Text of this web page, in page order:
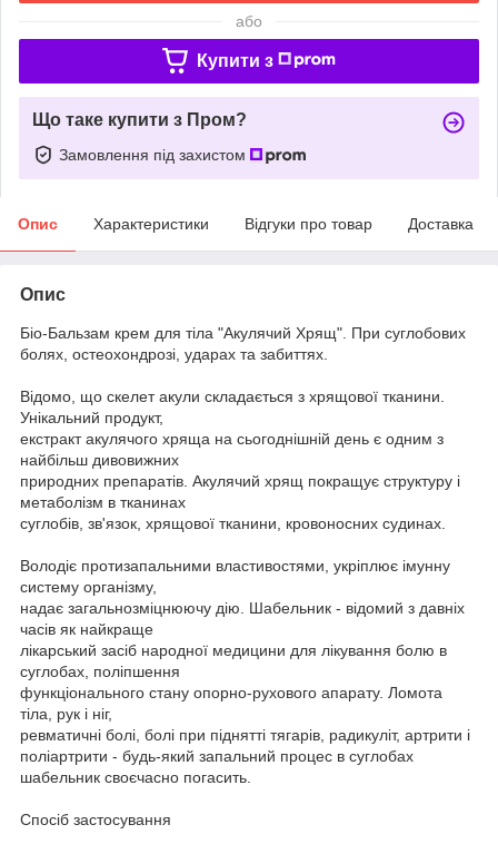
або
Купити з
Що таке купити з Пром?
Замовлення під захистом
Опис Характеристики Відгуки про товар Доставка
Опис
Біо-Бальзам крем для тіла "Акулячий Хрящ". При суглобових
болях, остеохондрозі, ударах та забиттях.
Відомо, що скелет акули складається з хрящової тканини.
Унікальний продукт,
екстракт акулячого хряща на сьогоднішній день є одним з
найбільш дивовижних
природних препаратів. Акулячий хрящ покращує структуру і
метаболізм в тканинах
суглобів, зв'язок, хрящової тканини, кровоносних судинах.
Володіє протизапальними властивостями, укріплює імунну
систему організму,
надає загальнозміцнюючу дію. Шабельник - відомий з давніх
часів як найкраще
лікарський засіб народної медицини для лікування болю в
суглобах, поліпшення
функціонального стану опорно-рухового апарату. Ломота
тіла, рук і ніг,
ревматичні болі, болі при піднятті тягарів, радикуліт, артрити і
поліартрити - будь-який запальний процес в суглобах
шабельник своєчасно погасить.
Спосіб застосування